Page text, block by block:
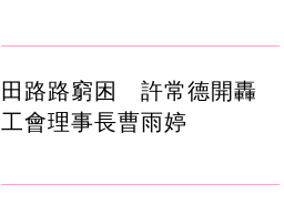
田路路窮困 許常德開轟
工會理事長曹雨婷